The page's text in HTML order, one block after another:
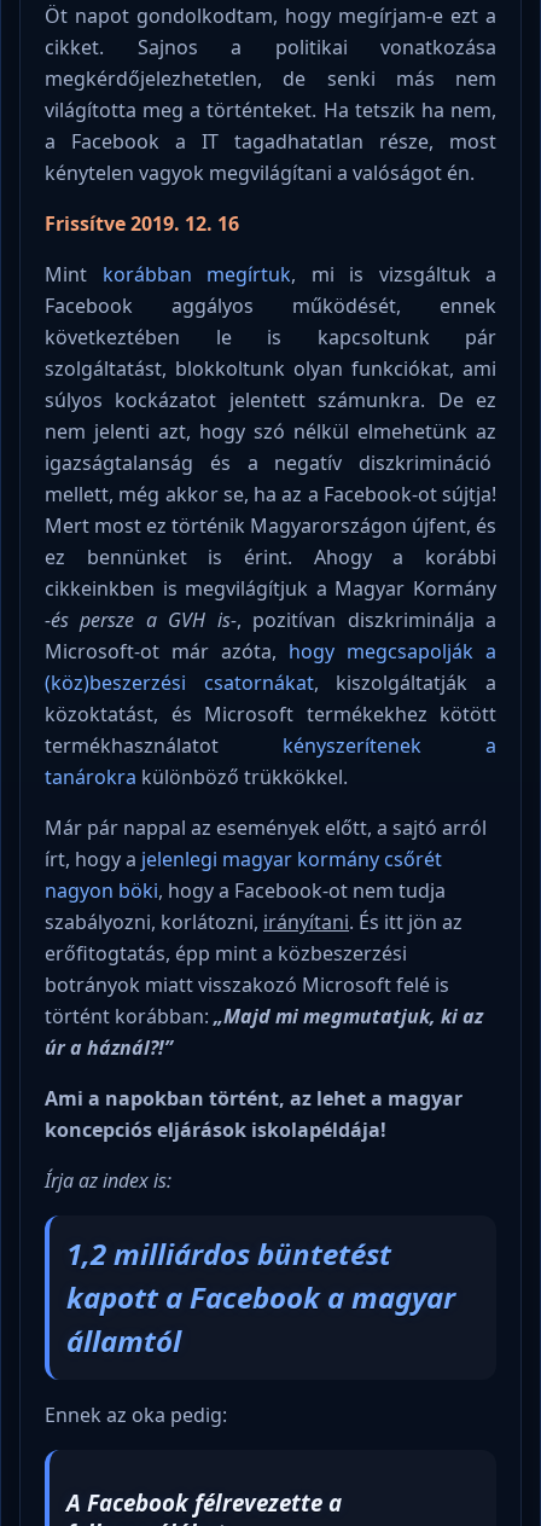
Öt napot gondolkodtam, hogy megírjam-e ezt a
cikket. Sajnos a politikai vonatkozása
megkérdőjelezhetetlen, de senki más nem
világította meg a történteket. Ha tetszik ha nem,
a Facebook a IT tagadhatatlan része, most
kénytelen vagyok megvilágítani a valóságot én.
Frissítve 2019. 12. 16
Mint korábban megírtuk, mi is vizsgáltuk a
Facebook aggályos működését, ennek
következtében le is kapcsoltunk pár
szolgáltatást, blokkoltunk olyan funkciókat, ami
súlyos kockázatot jelentett számunkra. De ez
nem jelenti azt, hogy szó nélkül elmehetünk az
igazságtalanság és a negatív diszkrimináció
mellett, még akkor se, ha az a Facebook-ot sújtja!
Mert most ez történik Magyarországon újfent, és
ez bennünket is érint. Ahogy a korábbi
cikkeinkben is megvilágítjuk a Magyar Kormány
-és persze a GVH is-, pozitívan diszkriminálja a
Microsoft-ot már azóta, hogy megcsapolják a
(köz)beszerzési csatornákat, kiszolgáltatják a
közoktatást, és Microsoft termékekhez kötött
termékhasználatot kényszerítenek a
tanárokra különböző trükkökkel.
Már pár nappal az események előtt, a sajtó arról
írt, hogy a jelenlegi magyar kormány csőrét
nagyon böki, hogy a Facebook-ot nem tudja
szabályozni, korlátozni, irányítani. És itt jön az
erőfitogtatás, épp mint a közbeszerzési
botrányok miatt visszakozó Microsoft felé is
történt korábban: „Majd mi megmutatjuk, ki az
úr a háznál?!”
Ami a napokban történt, az lehet a magyar
koncepciós eljárások iskolapéldája!
Írja az index is:
1,2 milliárdos büntetést
kapott a Facebook a magyar
államtól
Ennek az oka pedig:
A Facebook félrevezette a